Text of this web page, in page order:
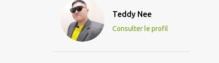
Teddy Nee
Consulter le profil